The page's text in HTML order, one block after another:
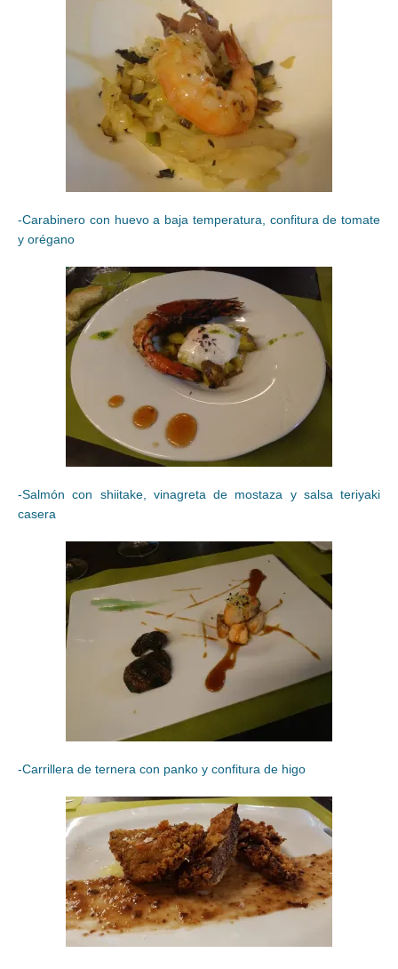
-Carabinero con huevo a baja temperatura, confitura de tomate
y orégano
-Salmón con shiitake, vinagreta de mostaza y salsa teriyaki
casera
-Carrillera de ternera con panko y confitura de higo